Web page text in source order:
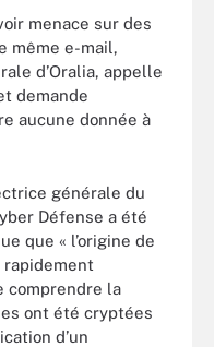
menace sur des
même e-mail,
d’Oralia, appelle
demande
aucune donnée à
générale du
Défense a été
que « l’origine de
comprendre la
ont été cryptées
d’un